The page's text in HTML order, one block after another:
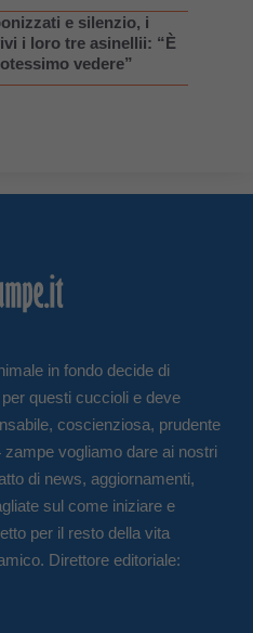
e silenzio, i
i loro tre asinellii: “È
vedere”
in fondo decide di
per questi cuccioli e deve
coscienziosa, prudente
vogliamo dare ai nostri
di news, aggiornamenti,
sul come iniziare e
per il resto della vita
Direttore editoriale: